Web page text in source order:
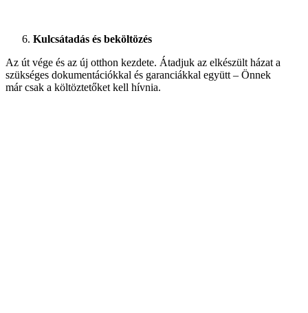
Kulcsátadás és beköltözés
Az út vége és az új otthon kezdete. Átadjuk az elkészült házat a
szükséges dokumentációkkal és garanciákkal együtt – Önnek
már csak a költöztetőket kell hívnia.